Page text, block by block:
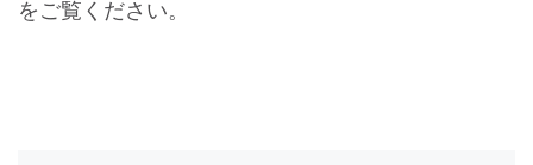
をご覧ください。